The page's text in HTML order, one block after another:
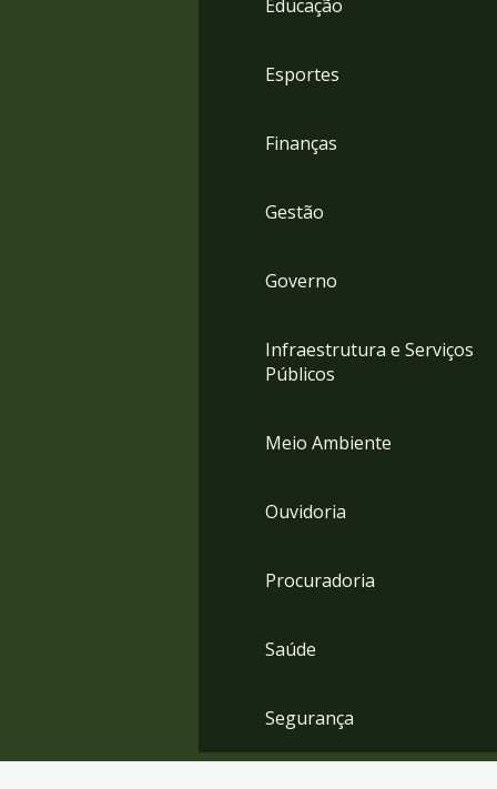
Educação
Esportes
Finanças
Gestão
Governo
Infraestrutura e Serviços
Públicos
Meio Ambiente
Ouvidoria
Procuradoria
Saúde
Segurança